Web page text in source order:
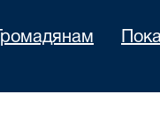
Громадянам